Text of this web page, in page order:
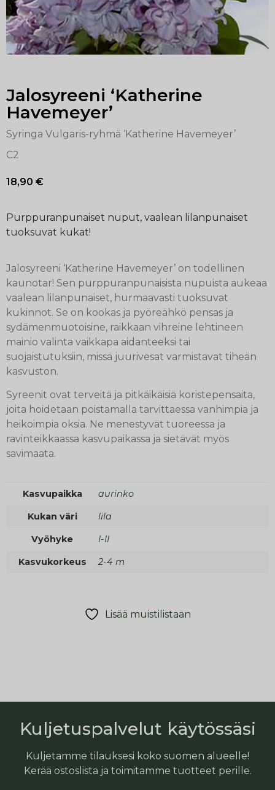
Jalosyreeni ‘Katherine
Havemeyer’
Syringa Vulgaris-ryhmä ‘Katherine Havemeyer’
C2
18,90 €
Purppuranpunaiset nuput, vaalean lilanpunaiset
tuoksuvat kukat!
Jalosyreeni ‘Katherine Havemeyer’ on todellinen
kaunotar! Sen purppuranpunaisista nupuista aukeaa
vaalean lilanpunaiset, hurmaavasti tuoksuvat
kukinnot. Se on kookas ja pyöreähkö pensas ja
sydämenmuotoisine, raikkaan vihreine lehtineen
mainio valinta vaikkapa aidanteeksi tai
suojaistutuksiin, missä juurivesat varmistavat tiheän
kasvuston.
Syreenit ovat terveitä ja pitkäikäisiä koristepensaita,
joita hoidetaan poistamalla tarvittaessa vanhimpia ja
heikoimpia oksia. Ne menestyvät tuoreessa ja
ravinteikkaassa kasvupaikassa ja sietävät myös
savimaata.
Kasvupaikka aurinko
Kukan väri lila
Vyöhyke I-II
Kasvukorkeus 2-4 m
Lisää muistilistaan
Kuljetuspalvelut käytössäsi
Kuljetamme tilauksesi koko suomen alueelle!
Kerää ostoslista ja toimitamme tuotteet perille.